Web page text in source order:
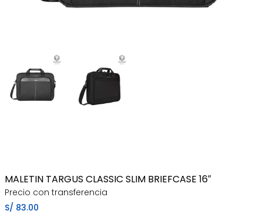
MALETIN TARGUS CLASSIC SLIM BRIEFCASE 16″
Precio con transferencia
S/ 83.00